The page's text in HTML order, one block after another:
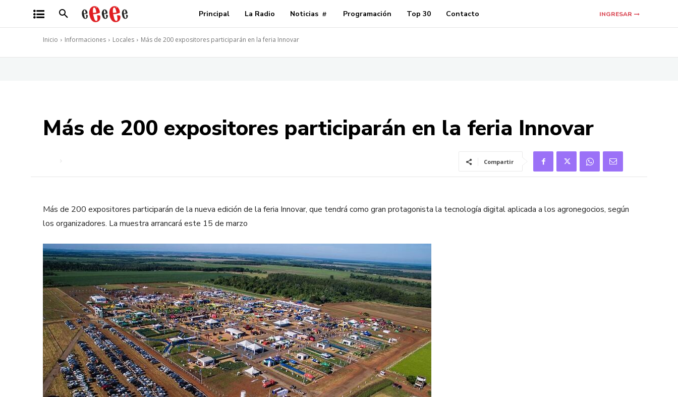
Principal La Radio Noticias Programación Top 30 Contacto INGRESAR
Inicio Informaciones Locales Más de 200 expositores participarán en la feria Innovar
Más de 200 expositores participarán en la feria Innovar
Compartir
Más de 200 expositores participarán de la nueva edición de la feria Innovar, que tendrá como gran protagonista la tecnología digital aplicada a los agronegocios, según
los organizadores. La muestra arrancará este 15 de marzo